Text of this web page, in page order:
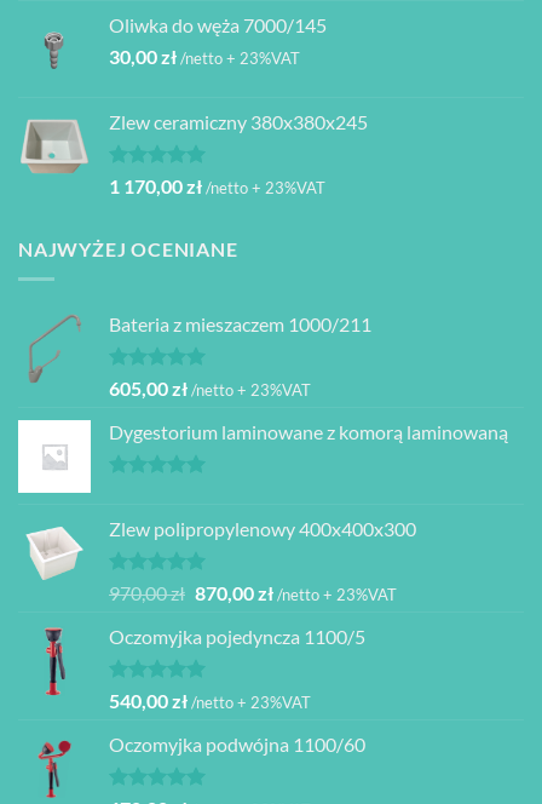
Oliwka do węża 7000/145
30,00zł/netto + 23%VAT
Zlew ceramiczny 380x380x245
Oceniono
na 5
1 170,00zł/netto + 23%VAT
NAJWYŻEJ OCENIANE
Bateria z mieszaczem 1000/211
Oceniono
na 5
605,00zł/netto + 23%VAT
Dygestorium laminowane z komorą laminowaną
Zlew polipropylenowy 400x400x300
Oceniono
na 5
970,00zł Pierwotna
wynosiła:
970,00 zł.
870,00złAktualna
wynosi:
/netto + 23%VAT
Oczomyjka pojedyncza 1100/5
Oceniono
na 5
540,00zł/netto + 23%VAT
Oczomyjka podwójna 1100/60